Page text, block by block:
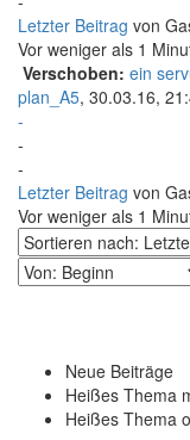
Letzter Beitrag von
Vor weniger als 1
Verschoben: ein
plan_A5, 30.03.16,
-
-
-
Letzter Beitrag von
Vor weniger als 1
Neue Beiträge
Heißes Thema
Heißes Thema